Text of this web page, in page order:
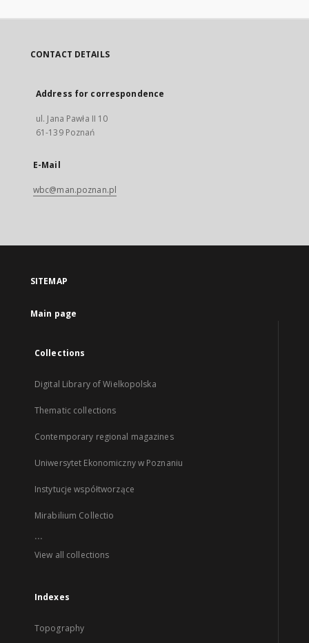
CONTACT DETAILS
Address for correspondence
ul. Jana Pawła II 10
61-139 Poznań
E-Mail
wbc@man.poznan.pl
SITEMAP
Main page
Collections
Digital Library of Wielkopolska
Thematic collections
Contemporary regional magazines
Uniwersytet Ekonomiczny w Poznaniu
Instytucje współtworzące
Mirabilium Collectio
...
View all collections
Indexes
Topography